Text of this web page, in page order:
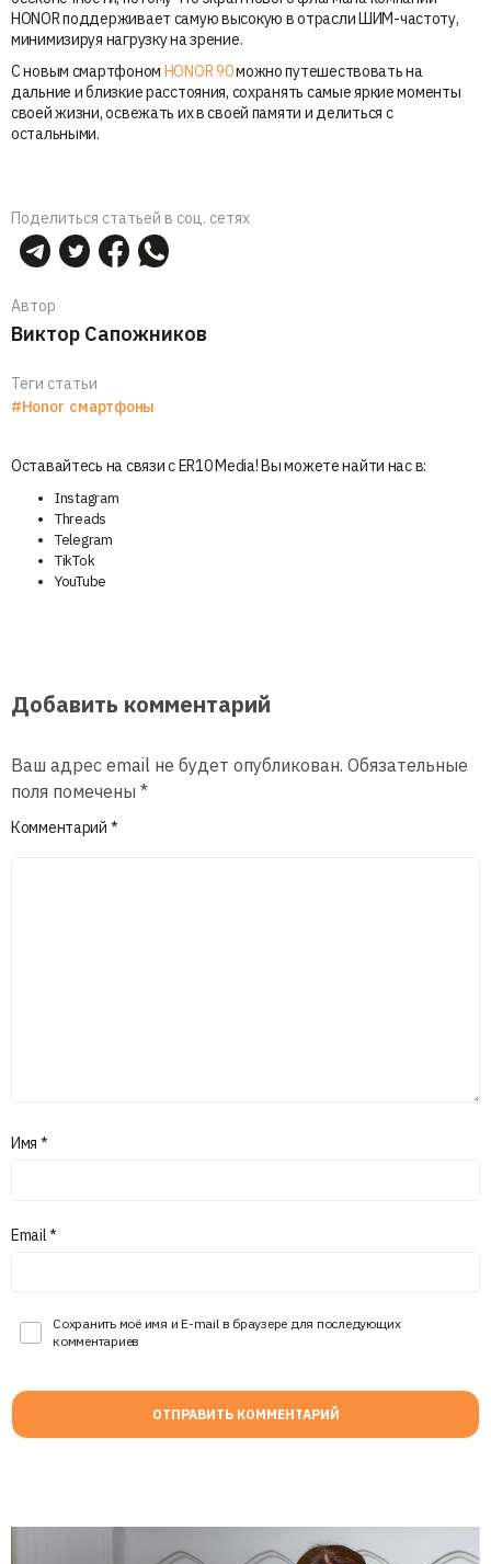
HONOR поддерживает самую высокую в отрасли ШИМ-частоту,
минимизируя нагрузку на зрение.
С новым смартфоном HONOR 90можно путешествовать на
дальние и близкие расстояния, сохранять самые яркие моменты
своей жизни, освежать их в своей памяти и делиться с
остальными.
Поделиться статьей в соц. сетях
Автор
Виктор Сапожников
Теги статьи
#Honor смартфоны
Оставайтесь на связи с ER10 Media! Вы можете найти нас в:
Instagram
Threads
Telegram
TikTok
YouTube
Добавить комментарий
Ваш адрес email не будет опубликован. Обязательные
поля помечены *
Комментарий *
Имя *
Email*
Сохранить моё имя и E-mail в браузере для последующих
комментариев